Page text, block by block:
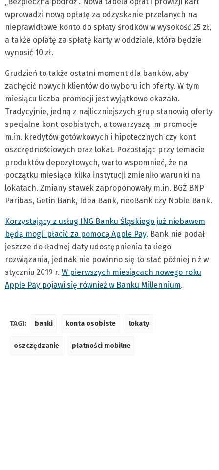
wprowadzi nową opłatę za odzyskanie przelanych na
nieprawidłowe konto do spłaty środków w wysokość 25 zł,
a także opłatę za spłatę karty w oddziale, która będzie
wynosić 10 zł.
Grudzień to także ostatni moment dla banków, aby
zachęcić nowych klientów do wyboru ich oferty. W tym
miesiącu liczba promocji jest wyjątkowo okazała.
Tradycyjnie, jedną z najliczniejszych grup stanowią oferty
specjalne kont osobistych, a towarzyszą im promocje
m.in. kredytów gotówkowych i hipotecznych czy kont
oszczędnościowych oraz lokat. Pozostając przy temacie
produktów depozytowych, warto wspomnieć, że na
początku miesiąca kilka instytucji zmieniło warunki na
lokatach. Zmiany stawek zaproponowały m.in. BGŻ BNP
Paribas, Getin Bank, Idea Bank, neoBank czy Noble Bank.
Korzystający z usług ING Banku Śląskiego już niebawem
będą mogli płacić za pomocą Apple Pay. Bank nie podał
jeszcze dokładnej daty udostępnienia takiego
rozwiązania, jednak nie powinno się to stać później niż w
styczniu 2019 r. W pierwszych miesiącach nowego roku
Apple Pay pojawi się również w Banku Millennium.
TAGI: banki konta osobiste lokaty
oszczędzanie płatności mobilne